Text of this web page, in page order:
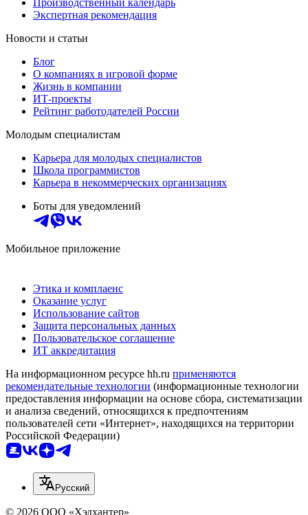
Производственный календарь
Экспертная рекомендация
Новости и статьи
Блог
О компаниях в игровой форме
Жизнь в компании
ИТ-проекты
Рейтинг работодателей России
Молодым специалистам
Карьера для молодых специалистов
Школа программистов
Карьера в некоммерческих организациях
Боты для уведомлений
Мобильное приложение
Этика и комплаенс
Оказание услуг
Использование сайтов
Защита персональных данных
Пользовательское соглашение
ИТ аккредитация
На информационном ресурсе hh.ru применяются
рекомендательные технологии (информационные технологии
предоставления информации на основе сбора, систематизации
и анализа сведений, относящихся к предпочтениям
пользователей сети «Интернет», находящихся на территории
Российской Федерации)
Русский
© 2026 ООО «Хэдхантер»